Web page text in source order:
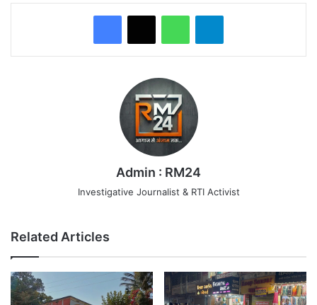
WhatsAppTelegram
Admin : RM24
Investigative Journalist & RTI Activist
Related Articles